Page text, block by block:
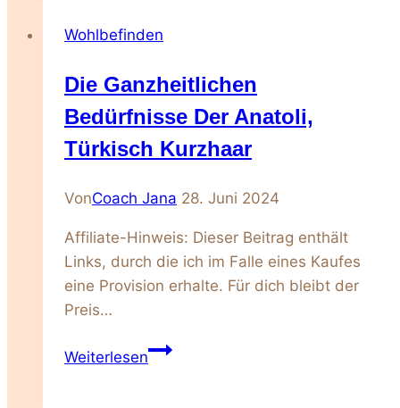
Haustiere
Reisen
und
im
Urlaub
besten
betreut
Wohlbefinden
Die Ganzheitlichen
Bedürfnisse Der Anatoli,
Türkisch Kurzhaar
VonCoach Jana 28. Juni 2024
Affiliate-Hinweis: Dieser Beitrag enthält
Links, durch die ich im Falle eines Kaufes
eine Provision erhalte. Für dich bleibt der
Preis…
WeiterlesenDie